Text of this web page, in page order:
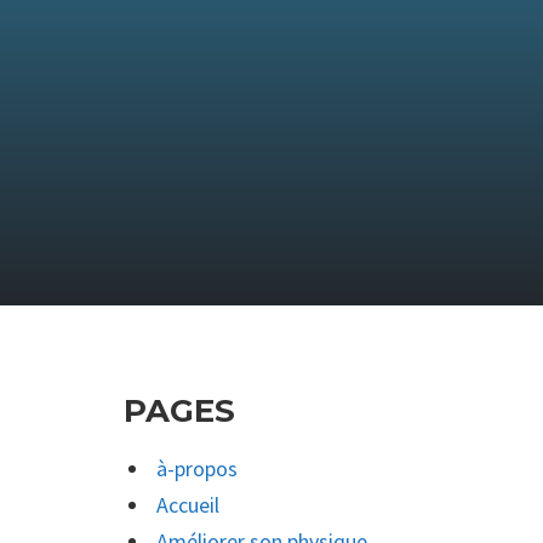
PAGES
à-propos
Accueil